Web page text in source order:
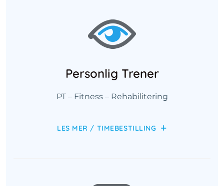
Personlig Trener
PT – Fitness – Rehabilitering
LES MER / TIMEBESTILLING